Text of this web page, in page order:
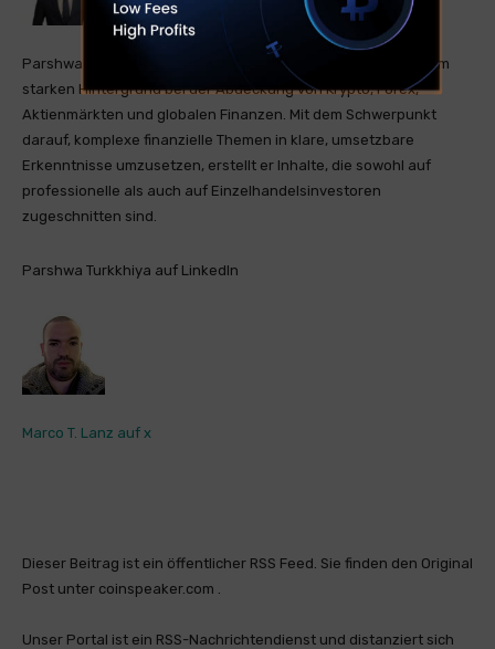
Parshwa Turakkhiya ist ein qualifizierter Finanzautor mit einem
starken Hintergrund bei der Abdeckung von Krypto, Forex,
Aktienmärkten und globalen Finanzen. Mit dem Schwerpunkt
darauf, komplexe finanzielle Themen in klare, umsetzbare
Erkenntnisse umzusetzen, erstellt er Inhalte, die sowohl auf
professionelle als auch auf Einzelhandelsinvestoren
zugeschnitten sind.
Parshwa Turkkhiya auf LinkedIn
Marco T. Lanz auf x
Dieser Beitrag ist ein öffentlicher RSS Feed. Sie finden den Original
Post unter coinspeaker.com .
Unser Portal ist ein RSS-Nachrichtendienst und distanziert sich